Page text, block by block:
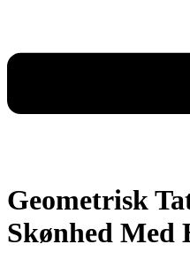
Geometrisk
Skønhed Med